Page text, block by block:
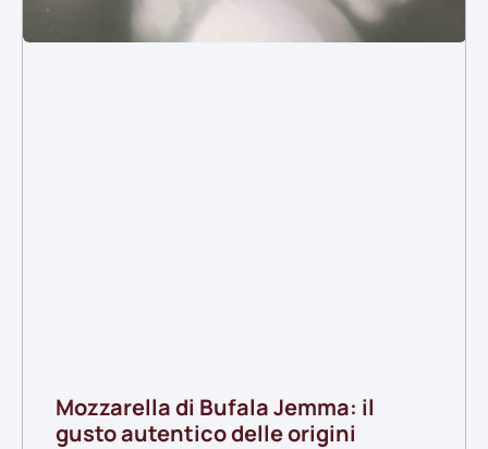
Mozzarella di Bufala Jemma: il
gusto autentico delle origini